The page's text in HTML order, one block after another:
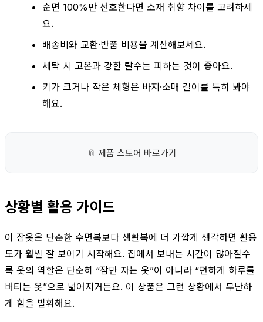
순면 100%만 선호한다면 소재 취향 차이를 고려하세
요.
배송비와 교환·반품 비용을 계산해보세요.
세탁 시 고온과 강한 탈수는 피하는 것이 좋아요.
키가 크거나 작은 체형은 바지·소매 길이를 특히 봐야
해요.
📎 제품 스토어 바로가기
상황별 활용 가이드
이 잠옷은 단순한 수면복보다 생활복에 더 가깝게 생각하면 활용
도가 훨씬 잘 보이기 시작해요. 집에서 보내는 시간이 많아질수
록 옷의 역할은 단순히 “잠만 자는 옷”이 아니라 “편하게 하루를
버티는 옷”으로 넓어지거든요. 이 상품은 그런 상황에서 무난하
게 힘을 발휘해요.